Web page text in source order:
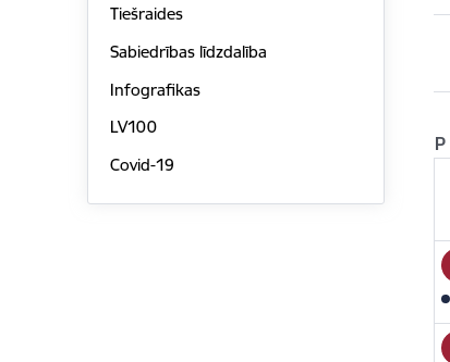
Tiešraides
Sabiedrības līdzdalība
Infografikas
LV100
Covid-19
P